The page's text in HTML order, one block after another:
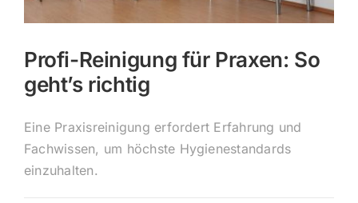
Profi-Reinigung für Praxen: So
geht’s richtig
Eine Praxisreinigung erfordert Erfahrung und
Fachwissen, um höchste Hygienestandards
einzuhalten.